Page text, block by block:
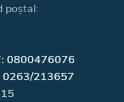
poștal:
0800476076
0263/213657